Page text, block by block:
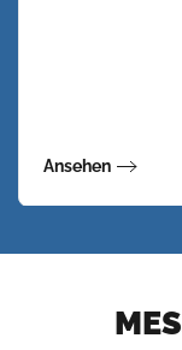
Ansehen